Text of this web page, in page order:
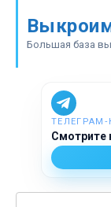
контентуБольшая база
Смотрите
Поиск: